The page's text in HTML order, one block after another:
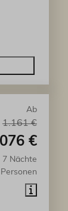
Ab
1.161 €
€
7 Nächte